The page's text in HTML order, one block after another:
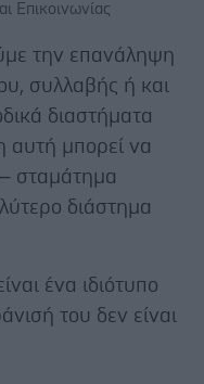
Επικοινωνίας
την επανάληψη
συλλαβής ή και
διαστήματα
αυτή μπορεί να
σταμάτημα
διάστημα
ένα ιδιότυπο
του δεν είναι